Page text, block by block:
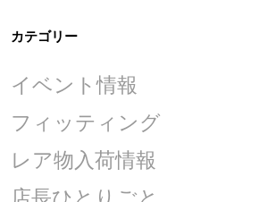
カテゴリー
イベント情報
フィッティング
レア物入荷情報
店長ひとりごと